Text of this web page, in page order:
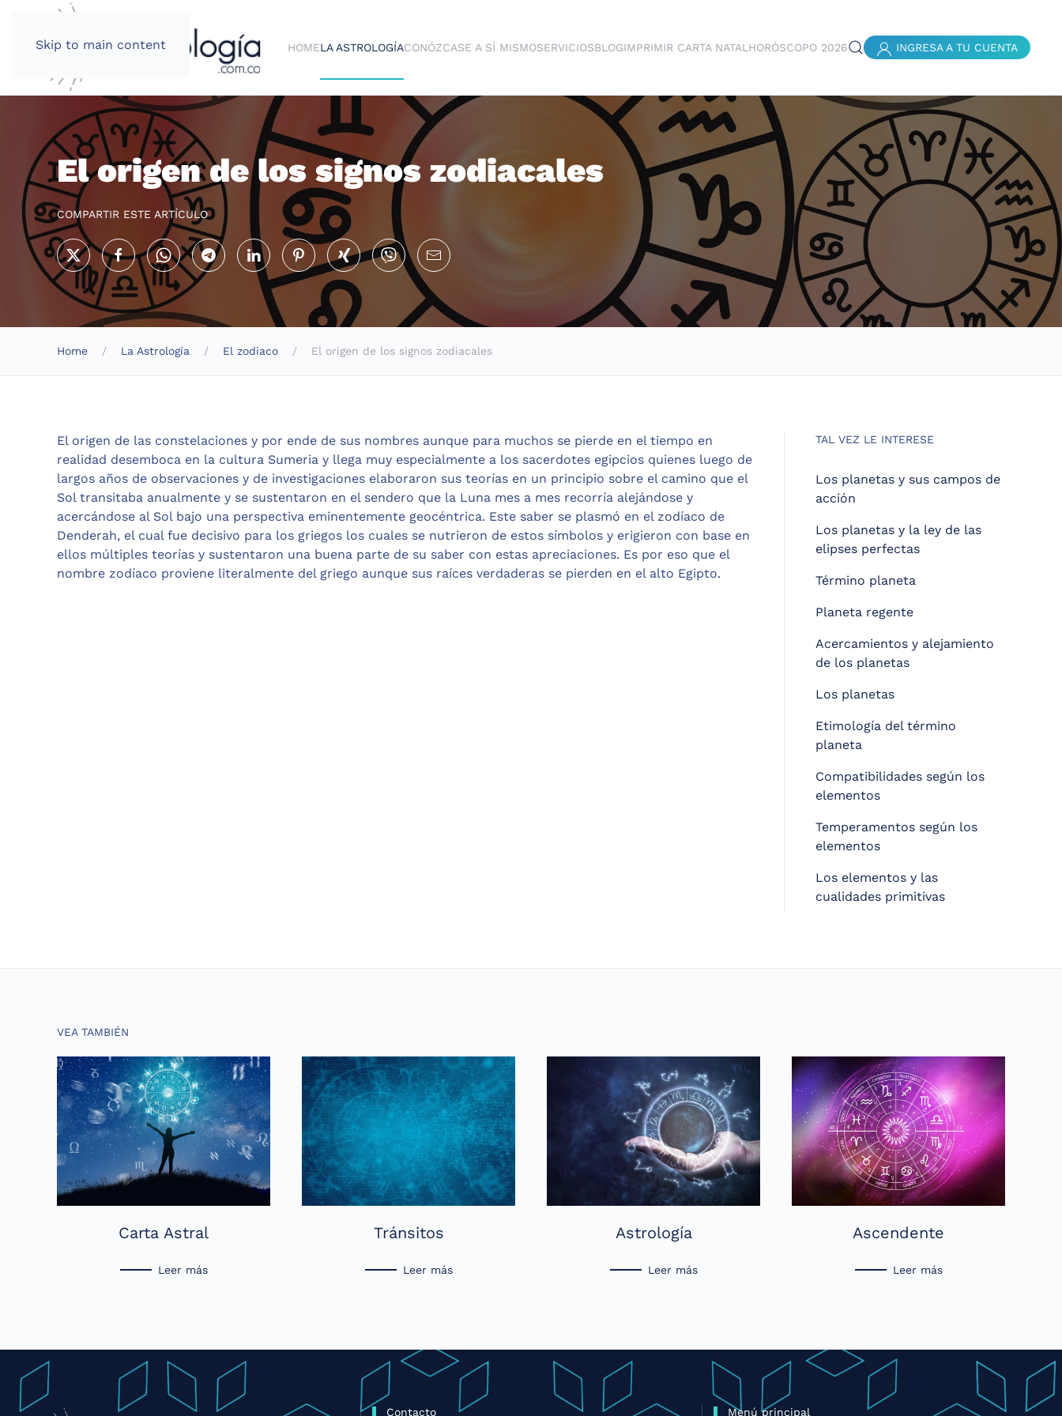
Skip to main content HOMELA ASTROLOGÍACONÓZCASE A SÍ MISMOSERVICIOSBLOGIMPRIMIR CARTA NATAL HORÓSCOPO 2026 INGRESA A TU CUENTA
El origen de los signos zodiacales
COMPARTIR ESTE ARTÍCULO
Home La Astrología El zodiaco El origen de los signos zodiacales
El origen de las constelaciones y por ende de sus nombres aunque para muchos se pierde en el tiempo en
realidad desemboca en la cultura Sumeria y llega muy especialmente a los sacerdotes egipcios quienes luego de
largos años de observaciones y de investigaciones elaboraron sus teorías en un principio sobre el camino que el
Sol transitaba anualmente y se sustentaron en el sendero que la Luna mes a mes recorría alejándose y
acercándose al Sol bajo una perspectiva eminentemente geocéntrica. Este saber se plasmó en el zodíaco de
Denderah, el cual fue decisivo para los griegos los cuales se nutrieron de estos símbolos y erigieron con base en
ellos múltiples teorías y sustentaron una buena parte de su saber con estas apreciaciones. Es por eso que el
nombre zodíaco proviene literalmente del griego aunque sus raíces verdaderas se pierden en el alto Egipto.
TAL VEZ LE INTERESE
Los planetas y sus campos de
acción
Los planetas y la ley de las
elipses perfectas
Término planeta
Planeta regente
Acercamientos y alejamiento
de los planetas
Los planetas
Etimología del término
planeta
Compatibilidades según los
elementos
Temperamentos según los
elementos
Los elementos y las
cualidades primitivas
VEA TAMBIÉN
Carta Astral
Leer más
Tránsitos
Leer más
Astrología
Leer más
Ascendente
Leer más
Contacto Menú principal